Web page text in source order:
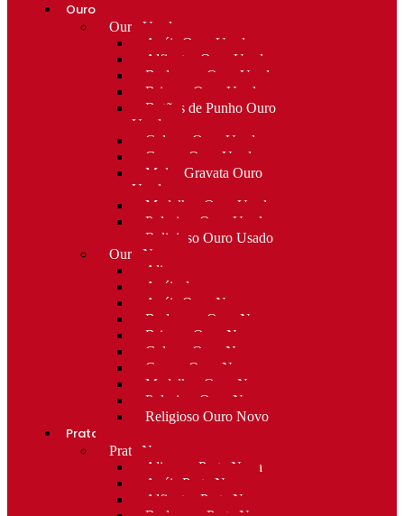
Ouro
Ouro Usado
Anéis Ouro Usado
Alfinetes Ouro Usado
Berloques Ouro Usado
Brincos Ouro Usado
Botões de Punho Ouro
Usado
Colares Ouro Usado
Cruzes Ouro Usado
Molas Gravata Ouro
Usado
Medalhas Ouro Usado
Pulseiras Ouro Usado
Religioso Ouro Usado
Ouro Novo
Alianças
Anéis de curso
Anéis Ouro Novo
Berloques Ouro Novo
Brincos Ouro Novo
Colares Ouro Novo
Cruzes Ouro Novo
Medalhas Ouro Novo
Pulseiras Ouro Novo
Religioso Ouro Novo
Prata
Prata Nova
Alianças Prata Nova
Anéis Prata Nova
Alfinetes Prata Nova